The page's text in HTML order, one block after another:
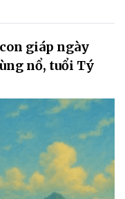
giáp ngày
nổ, tuổi Tý